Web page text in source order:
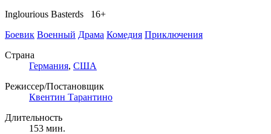
Inglourious Basterds 16+
Боевик Военный Драма Комедия Приключения
Страна
Германия, США
Режиссер/Постановщик
Квентин Тарантино
Длительность
153 мин.